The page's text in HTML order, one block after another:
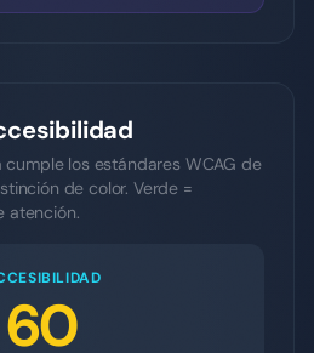
los estándares WCAG de
de color. Verde =
atención.
60